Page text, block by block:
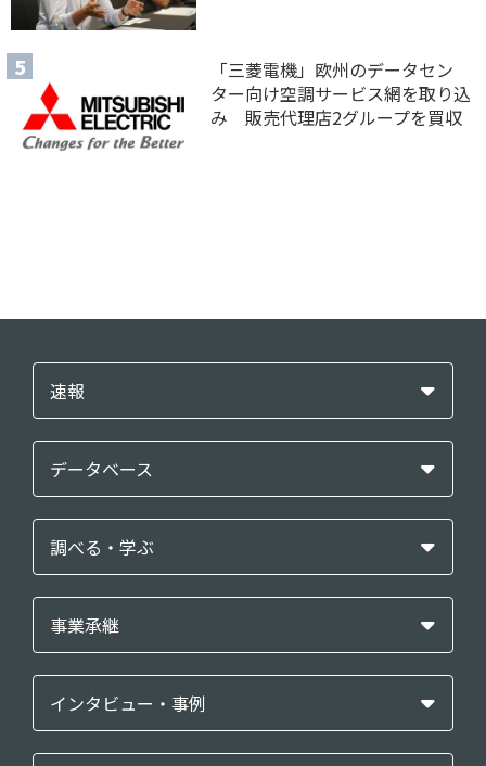
「三菱電機」欧州のデータセン
ター向け空調サービス網を取り込
み 販売代理店2グループを買収
速報
データベース
調べる・学ぶ
事業承継
インタビュー・事例